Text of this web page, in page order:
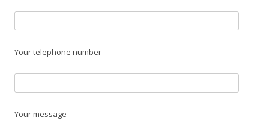
Your telephone number
Your message